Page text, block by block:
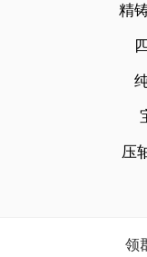
精
压
领